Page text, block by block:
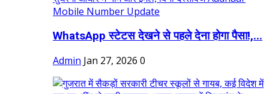
WhatsApp स्टेटस देखने से पहले देना होगा पैसा!,...
Admin Jan 27, 2026 0